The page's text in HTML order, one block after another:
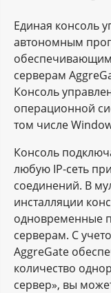
Единая консоль
автономным
обеспечивающим
серверам
Консоль
операционной
том числе
Консоль
любую IP-сеть
соединений. В
инсталляции
одновременные
серверам. С
AggreGate
количество
сервер», вы